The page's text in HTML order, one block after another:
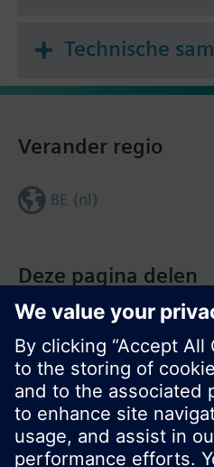
Technische
Deze pagina delen
Verander regio
BE (nl)